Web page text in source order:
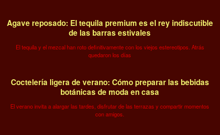
Agave reposado: El tequila premium es el rey indiscutible
de las barras estivales
El tequila y el mezcal han roto definitivamente con los viejos estereotipos. Atrás
quedaron los días
Coctelería ligera de verano: Cómo preparar las bebidas
botánicas de moda en casa
El verano invita a alargar las tardes, disfrutar de las terrazas y compartir momentos
con amigos.